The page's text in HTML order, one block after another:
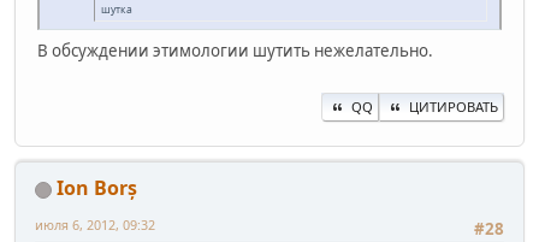
шутка
В обсуждении этимологии шутить нежелательно.
QQ ЦИТИРОВАТЬ
Ion Borș
#28
июля 6, 2012, 09:32